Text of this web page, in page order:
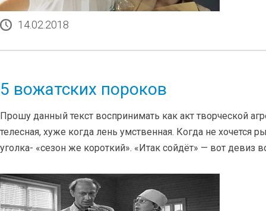
14.02.2018
5 вожатских пороков
Прошу данный текст воспринимать как акт творческой
телесная, хуже когда лень умственная. Когда не
уголка- «сезон же короткий». «Итак сойдёт» — вот девиз